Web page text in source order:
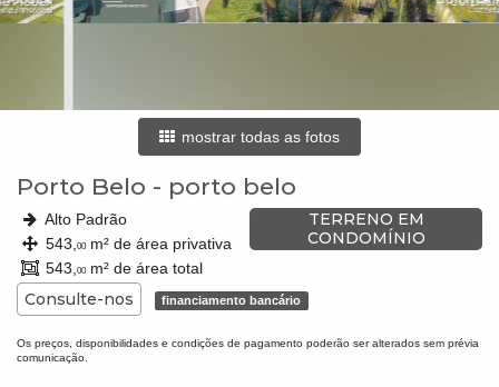
mostrar todas as fotos
Porto Belo - porto belo
TERRENO EM
CONDOMÍNIO
Alto Padrão
543, 00m² de área privativa
543, 00m² de área total
Consulte-nos financiamento bancário
Os preços, disponibilidades e condições de pagamento poderão ser alterados sem prévia
comunicação.